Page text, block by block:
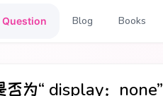
Question Blog Books
为“ display：